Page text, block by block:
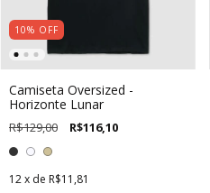
10% OFF
Camiseta Oversized -
Horizonte Lunar
R$129,00 R$116,10
12x de R$11,81